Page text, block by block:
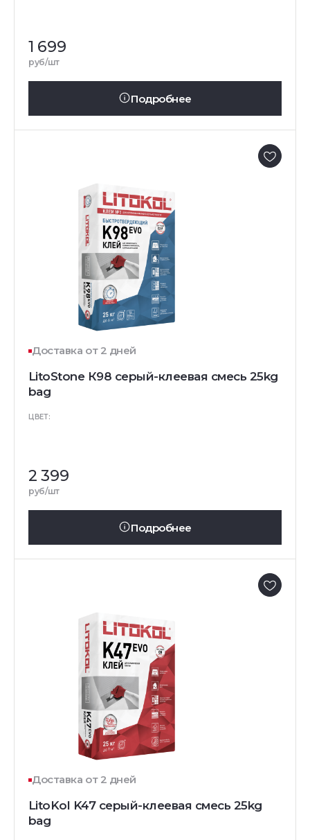
1 699
руб/шт
Подробнее
Доставка от 2 дней
LitoStone К98 серый-клеевая смесь 25kg
bag
ЦВЕТ:
2 399
руб/шт
Подробнее
Доставка от 2 дней
LitoKol K47 серый-клеевая смесь 25kg
bag